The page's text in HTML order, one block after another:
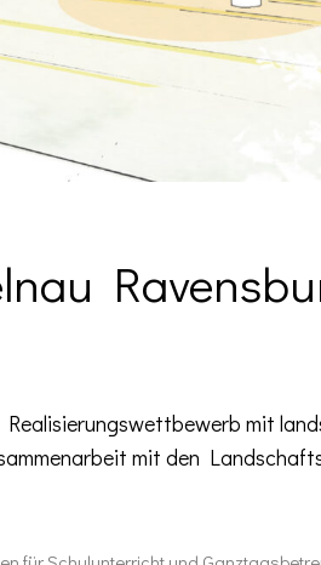
Realisierungswettbewerb mit
mit den